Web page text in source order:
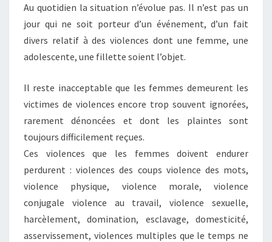
Au quotidien la situation n’évolue pas. Il n’est pas un
jour qui ne soit porteur d’un événement, d’un fait
divers relatif à des violences dont une femme, une
adolescente, une fillette soient l’objet.
Il reste inacceptable que les femmes demeurent les
victimes de violences encore trop souvent ignorées,
rarement dénoncées et dont les plaintes sont
toujours difficilement reçues.
Ces violences que les femmes doivent endurer
perdurent : violences des coups violence des mots,
violence physique, violence morale, violence
conjugale violence au travail, violence sexuelle,
harcèlement, domination, esclavage, domesticité,
asservissement, violences multiples que le temps ne